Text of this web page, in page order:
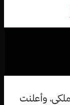
الملكي، وأعلنت